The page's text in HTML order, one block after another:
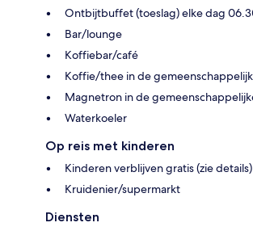
Ontbijtbuffet (toeslag) elke dag
Bar/lounge
Koffiebar/café
Koffie/thee in de
Magnetron in de
Waterkoeler
Op reis met kinderen
Kinderen verblijven gratis (zie details)
Kruidenier/supermarkt
Diensten